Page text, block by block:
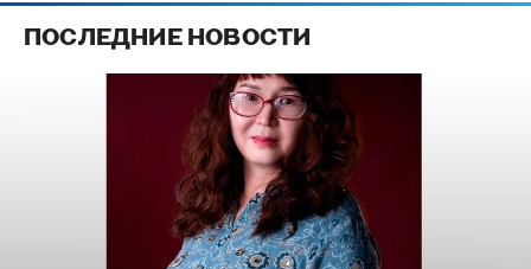
ПОСЛЕДНИЕ НОВОСТИ